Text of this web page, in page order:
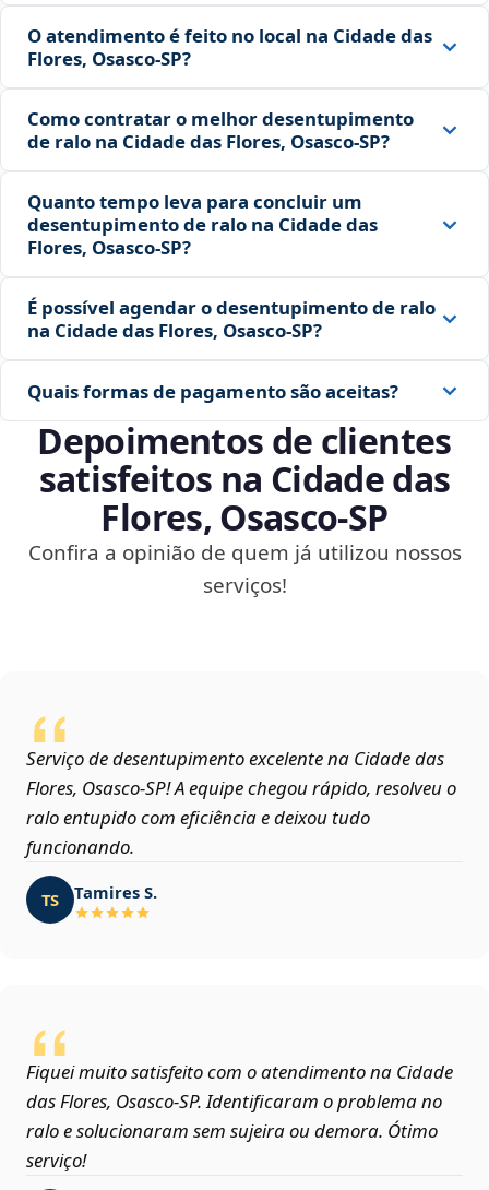
O atendimento é feito no local na Cidade das
Flores, Osasco‑SP?
Como contratar o melhor desentupimento
de ralo na Cidade das Flores, Osasco‑SP?
Quanto tempo leva para concluir um
desentupimento de ralo na Cidade das
Flores, Osasco‑SP?
É possível agendar o desentupimento de ralo
na Cidade das Flores, Osasco‑SP?
Quais formas de pagamento são aceitas?
Depoimentos de clientes
satisfeitos na Cidade das
Flores, Osasco‑SP
Confira a opinião de quem já utilizou nossos
serviços!
Serviço de desentupimento excelente na Cidade das
Flores, Osasco‑SP! A equipe chegou rápido, resolveu o
ralo entupido com eficiência e deixou tudo
funcionando.
TS Tamires S.
Fiquei muito satisfeito com o atendimento na Cidade
das Flores, Osasco‑SP. Identificaram o problema no
ralo e solucionaram sem sujeira ou demora. Ótimo
serviço!